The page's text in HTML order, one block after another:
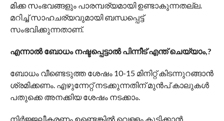
മിക്ക സംഭവങ്ങളും പാരമ്പര്യമായി ഉണ്ടാകുന്നതല്ല.
മറിച്ച് സാഹചര്യവുമായി ബന്ധപ്പെട്ട്
സംഭവിക്കുന്നതാണ്.
എന്നാൽ ബോധം നഷ്ടപ്പെട്ടാല്‍ പിന്നീട് എന്ത് ചെയ്യാം,?
ബോധം വീണ്ടെടുത്ത ശേഷം 10-15 മിനിറ്റ് കിടന്നുറങ്ങാന്‍
ശ്രമിക്കണം. എഴുന്നേറ്റ് നടക്കുന്നതിന് മുന്‍പ് കാലുകള്‍
പതുക്കെ അനക്കിയ ശേഷം നടക്കാം.
നിര്‍ജ്ജലീകരണം ഉണ്ടെങ്കില്‍ വെള്ളം കുടിക്കാന്‍